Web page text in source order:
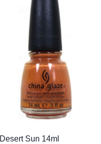
Desert Sun 14ml